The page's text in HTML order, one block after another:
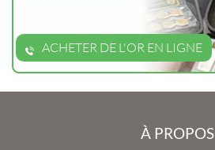
ACHETER DE L'OR EN LIGNE
À PROPOS